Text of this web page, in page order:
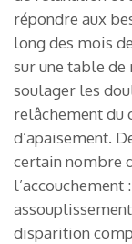
répondre aux
long des mois
sur une table
soulager les
relâchement du
d’apaisement.
certain nombre
disparition